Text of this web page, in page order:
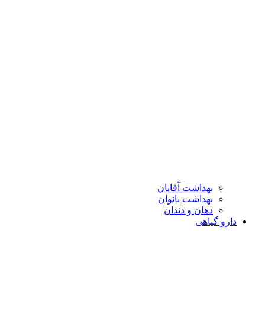
بهداشت آقایان
بهداشت بانوان
دهان و دندان
دارو گیاهی